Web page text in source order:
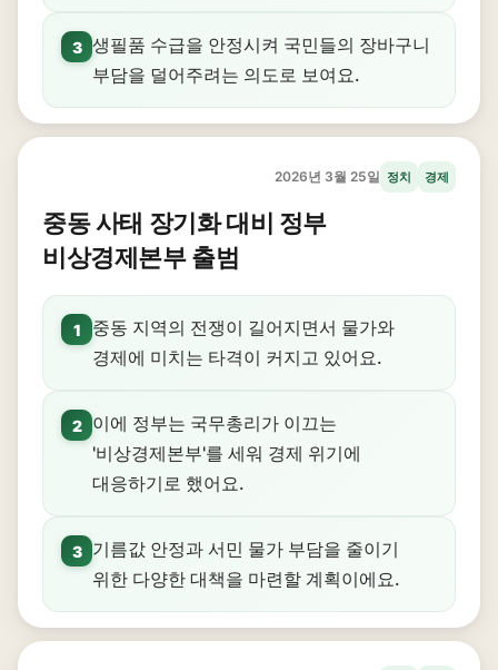
3 생필품 수급을 안정시켜 국민들의 장바구니
부담을 덜어주려는 의도로 보여요.
2026년 3월 25일 정치 경제
중동 사태 장기화 대비 정부
비상경제본부 출범
1
중동 지역의 전쟁이 길어지면서 물가와
경제에 미치는 타격이 커지고 있어요.
2
이에 정부는 국무총리가 이끄는
'비상경제본부'를 세워 경제 위기에
대응하기로 했어요.
3
기름값 안정과 서민 물가 부담을 줄이기
위한 다양한 대책을 마련할 계획이에요.